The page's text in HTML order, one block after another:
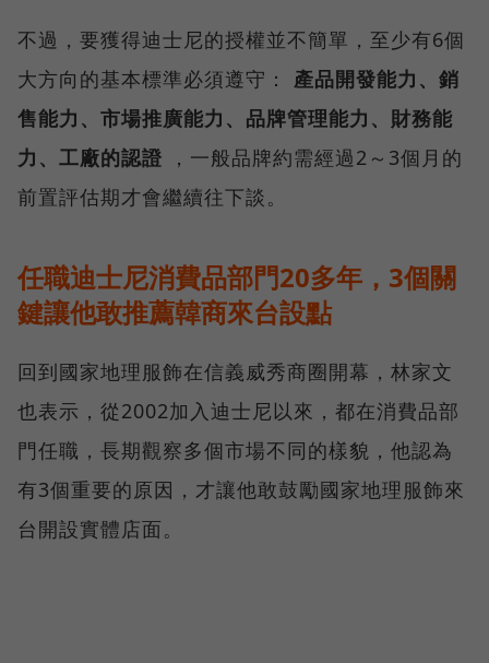
不過，要獲得迪士尼的授權並不簡單，至少有6個
大方向的基本標準必須遵守： 產品開發能力、銷
售能力、市場推廣能力、品牌管理能力、財務能
力、工廠的認證 ，一般品牌約需經過2～3個月的
前置評估期才會繼續往下談。
任職迪士尼消費品部門20多年，3個關
鍵讓他敢推薦韓商來台設點
回到國家地理服飾在信義威秀商圈開幕，林家文
也表示，從2002加入迪士尼以來，都在消費品部
門任職，長期觀察多個市場不同的樣貌，他認為
有3個重要的原因，才讓他敢鼓勵國家地理服飾來
台開設實體店面。